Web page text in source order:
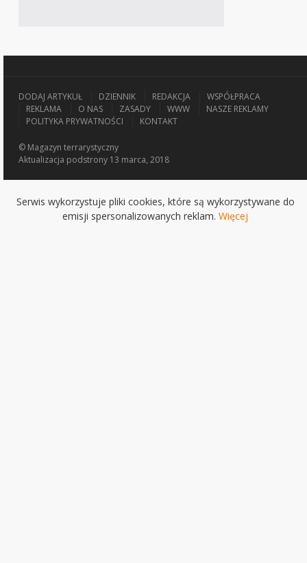
DODAJ ARTYKUŁ DZIENNIK REDAKCJA
WSPÓŁPRACA
REKLAMA
O NAS ZASADY WWW
NASZE REKLAMY
POLITYKA PRYWATNOŚCI
KONTAKT
© Magazyn terrarystyczny
Aktualizacja podstrony 13 marca, 2018
Serwis wykorzystuje pliki cookies, które są wykorzystywane do
emisji spersonalizowanych reklam. Więcej